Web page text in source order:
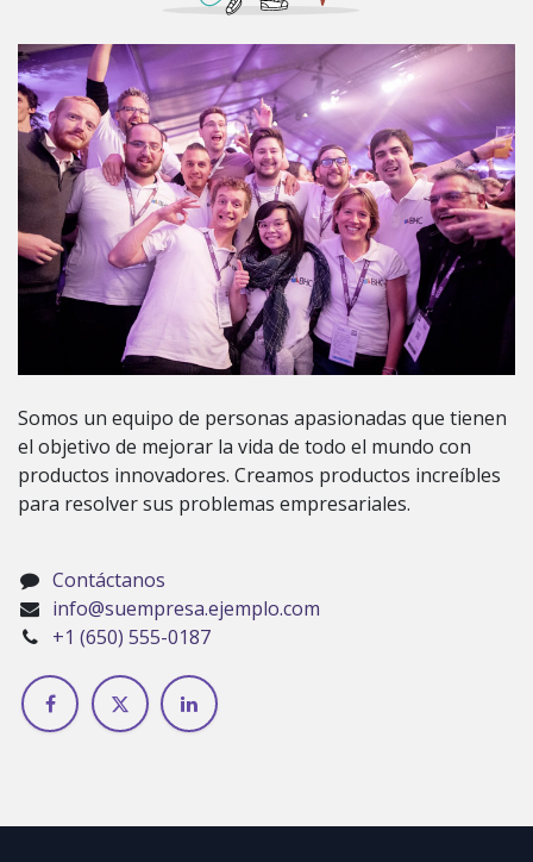
Somos un equipo de personas apasionadas que tienen
el objetivo de mejorar la vida de todo el mundo con
productos innovadores. Creamos productos increíbles
para resolver sus problemas empresariales.
Contáctanos
info@suempresa.ejemplo.com
+1 (650) 555-0187